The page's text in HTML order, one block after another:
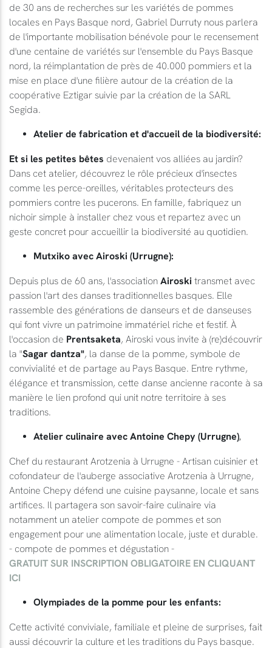
de 30 ans de recherches sur les variétés de pommes
locales en Pays Basque nord, Gabriel Durruty nous parlera
de l'importante mobilisation bénévole pour le recensement
d'une centaine de variétés sur l'ensemble du Pays Basque
nord, la réimplantation de près de 40.000 pommiers et la
mise en place d'une filière autour de la création de la
coopérative Eztigar suivie par la création de la SARL
Segida.
Atelier de fabrication et d'accueil de la biodiversité:
Et si les petites bêtes devenaient vos alliées au jardin?
Dans cet atelier, découvrez le rôle précieux d'insectes
comme les perce-oreilles, véritables protecteurs des
pommiers contre les pucerons. En famille, fabriquez un
nichoir simple à installer chez vous et repartez avec un
geste concret pour accueillir la biodiversité au quotidien.
Mutxiko avec Airoski (Urrugne):
Depuis plus de 60 ans, l'association Airoski transmet avec
passion l'art des danses traditionnelles basques. Elle
rassemble des générations de danseurs et de danseuses
qui font vivre un patrimoine immatériel riche et festif. À
l'occasion de Prentsaketa, Airoski vous invite à (re)découvrir
la "Sagar dantza", la danse de la pomme, symbole de
convivialité et de partage au Pays Basque. Entre rythme,
élégance et transmission, cette danse ancienne raconte à sa
manière le lien profond qui unit notre territoire à ses
traditions.
Atelier culinaire avec Antoine Chepy (Urrugne),
Chef du restaurant Arotzenia à Urrugne - Artisan cuisinier et
cofondateur de l'auberge associative Arotzenia à Urrugne,
Antoine Chepy défend une cuisine paysanne, locale et sans
artifices. Il partagera son savoir-faire culinaire via
notamment un atelier compote de pommes et son
engagement pour une alimentation locale, juste et durable.
- compote de pommes et dégustation -
GRATUIT SUR INSCRIPTION OBLIGATOIRE EN CLIQUANT
ICI
Olympiades de la pomme pour les enfants:
Cette activité conviviale, familiale et pleine de surprises, fait
aussi découvrir la culture et les traditions du Pays basque.